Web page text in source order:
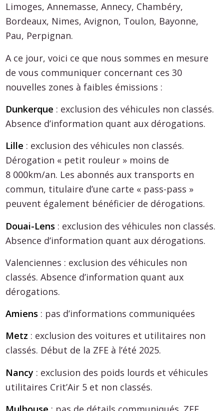
Limoges, Annemasse, Annecy, Chambéry,
Bordeaux, Nimes, Avignon, Toulon, Bayonne,
Pau, Perpignan.
A ce jour, voici ce que nous sommes en mesure
de vous communiquer concernant ces 30
nouvelles zones à faibles émissions :
Dunkerque : exclusion des véhicules non classés.
Absence d’information quant aux dérogations.
Lille : exclusion des véhicules non classés.
Dérogation « petit rouleur » moins de
8 000km/an. Les abonnés aux transports en
commun, titulaire d’une carte « pass-pass »
peuvent également bénéficier de dérogations.
Douai-Lens : exclusion des véhicules non classés.
Absence d’information quant aux dérogations.
Valenciennes : exclusion des véhicules non
classés. Absence d’information quant aux
dérogations.
Amiens : pas d’informations communiquées
Metz : exclusion des voitures et utilitaires non
classés. Début de la ZFE à l’été 2025.
Nancy : exclusion des poids lourds et véhicules
utilitaires Crit’Air 5 et non classés.